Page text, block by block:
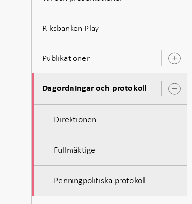
Riksbanken Play
Publikationer
Dagordningar och protokoll
Direktionen
Fullmäktige
Penningpolitiska protokoll